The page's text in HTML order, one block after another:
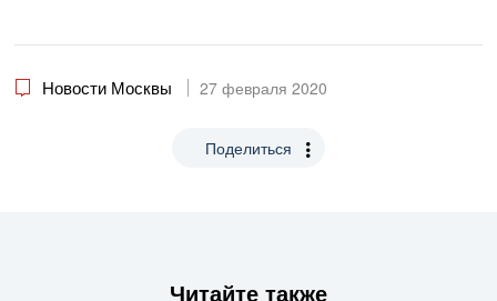
Новости Москвы 27 февраля 2020
Поделиться
Читайте также